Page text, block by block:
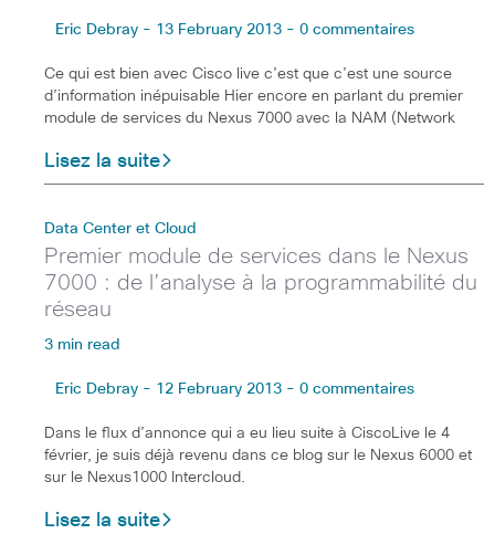
Eric Debray - 13 February 2013 - 0 commentaires
Ce qui est bien avec Cisco live c’est que c’est une source
d’information inépuisable Hier encore en parlant du premier
module de services du Nexus 7000 avec la NAM (Network
Lisez la suite
Data Center et Cloud
Premier module de services dans le Nexus
7000 : de l’analyse à la programmabilité du
réseau
3 min read
Eric Debray - 12 February 2013 - 0 commentaires
Dans le flux d’annonce qui a eu lieu suite à CiscoLive le 4
février, je suis déjà revenu dans ce blog sur le Nexus 6000 et
sur le Nexus1000 Intercloud.
Lisez la suite